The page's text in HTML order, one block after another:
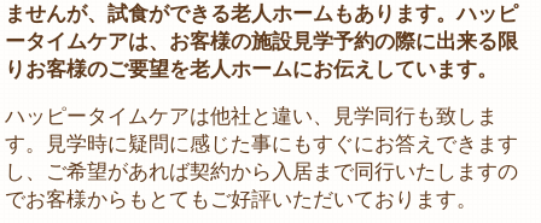
ませんが、試食ができる老人ホームもあります。ハッピ
ータイムケアは、お客様の施設見学予約の際に出来る限
りお客様のご要望を老人ホームにお伝えしています。
ハッピータイムケアは他社と違い、見学同行も致しま
す。見学時に疑問に感じた事にもすぐにお答えできます
し、ご希望があれば契約から入居まで同行いたしますの
でお客様からもとてもご好評いただいております。